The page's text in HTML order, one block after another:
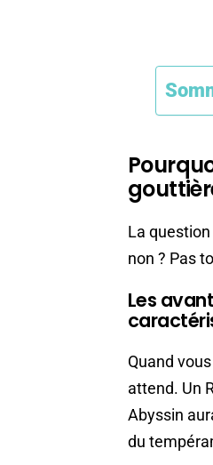
La
non ? Pas
Les
Quand
attend. Un
Abyssin
du